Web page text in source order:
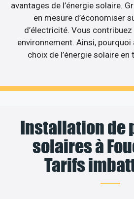
avantages de l’énergie solaire.
en mesure d’économiser
d’électricité. Vous
environnement. Ainsi,
choix de l’énergie solaire
Installation de
solaires à
Tarifs